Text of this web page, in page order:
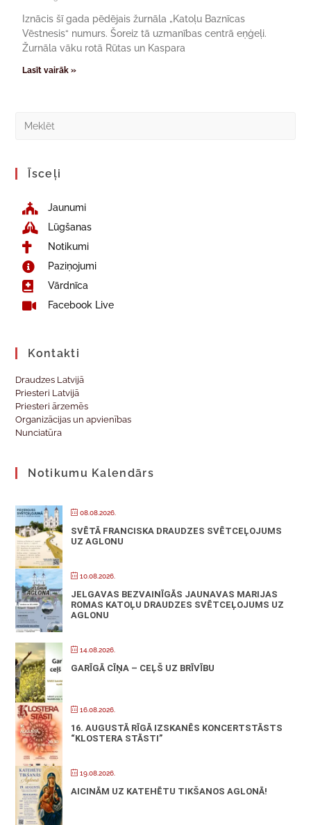
Iznācis šī gada pēdējais žurnāla „Katoļu Baznīcas
Vēstnesis“ numurs. Šoreiz tā uzmanības centrā eņģeļi.
Žurnāla vāku rotā Rūtas un Kaspara
Lasīt vairāk »
Īsceļi
Jaunumi
Lūgšanas
Notikumi
Paziņojumi
Vārdnīca
Facebook Live
Kontakti
Draudzes Latvijā
Priesteri Latvijā
Priesteri ārzemēs
Organizācijas un apvienības
Nunciatūra
Notikumu Kalendārs
08.08.2026.
SVĒTĀ FRANCISKA DRAUDZES SVĒTCEĻOJUMS
UZ AGLONU
10.08.2026.
JELGAVAS BEZVAINĪGĀS JAUNAVAS MARIJAS
ROMAS KATOĻU DRAUDZES SVĒTCEĻOJUMS UZ
AGLONU
14.08.2026.
GARĪGĀ CĪŅA – CEĻŠ UZ BRĪVĪBU
16.08.2026.
16. AUGUSTĀ RĪGĀ IZSKANĒS KONCERTSTĀSTS
“KLOSTERA STĀSTI”
19.08.2026.
AICINĀM UZ KATEHĒTU TIKŠANOS AGLONĀ!